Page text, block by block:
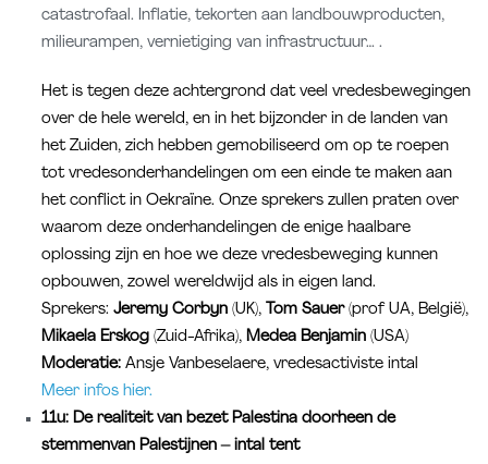
catastrofaal. Inflatie, tekorten aan landbouwproducten,
milieurampen, vernietiging van infrastructuur… .
Het is tegen deze achtergrond dat veel vredesbewegingen
over de hele wereld, en in het bijzonder in de landen van
het Zuiden, zich hebben gemobiliseerd om op te roepen
tot vredesonderhandelingen om een einde te maken aan
het conflict in Oekraïne. Onze sprekers zullen praten over
waarom deze onderhandelingen de enige haalbare
oplossing zijn en hoe we deze vredesbeweging kunnen
opbouwen, zowel wereldwijd als in eigen land.
Sprekers:Jeremy Corbyn (UK), Tom Sauer(prof UA, België),
Mikaela Erskog (Zuid-Afrika),Medea Benjamin (USA)
Moderatie: Ansje Vanbeselaere, vredesactiviste intal
Meer infos hier.
11u: De realiteit van bezet Palestina doorheen de
stemmenvan Palestijnen – intal tent